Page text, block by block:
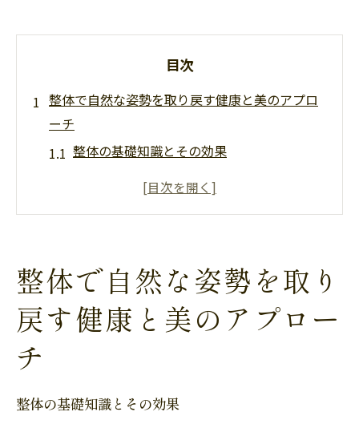
目次
整体で自然な姿勢を取り戻す健康と美のアプロ
ーチ
整体の基礎知識とその効果
姿勢改善がもたらす美のメリット
整体を生活に取り入れるポイント
病院と整体サロンの役割健康維持のための選択
肢
整体で自然な姿勢を取り
戻す健康と美のアプロー
チ
整体の基礎知識とその効果